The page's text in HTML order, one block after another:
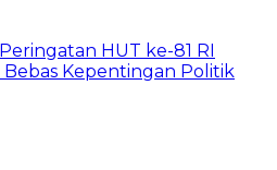
HUT ke-81 RI
Kepentingan Politik